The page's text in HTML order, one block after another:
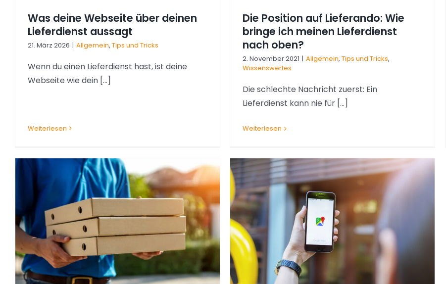
Was deine Webseite über deinen
Lieferdienst aussagt
21. März 2026 | Allgemein, Tips und Tricks
Wenn du einen Lieferdienst hast, ist deine
Webseite wie dein [...]
Weiterlesen
Die Position auf Lieferando: Wie
bringe ich meinen Lieferdienst
nach oben?
2. November 2021 | Allgemein, Tips und Tricks,
Wissenswertes
Die schlechte Nachricht zuerst: Ein
Lieferdienst kann nie für [...]
Weiterlesen
Google Places: So wird Ihr Lokal
gefunden
Allgemein